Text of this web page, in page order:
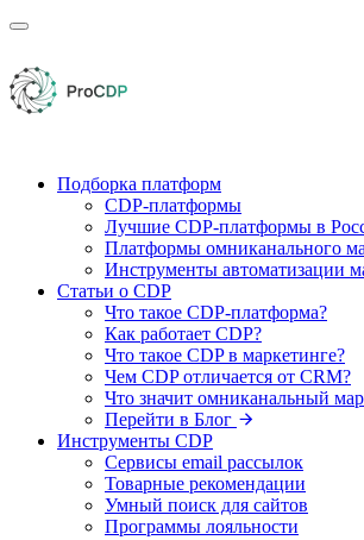
Подборка платформ
CDP-платформы
Лучшие CDP-платформы в
Платформы омниканального
Инструменты автоматизации
Статьи о CDP
Что такое CDP-платформа?
Как работает CDP?
Что такое CDP в маркетинге?
Чем CDP отличается от CRM?
Что значит омниканальный
Перейти в Блог
Инструменты CDP
Сервисы email рассылок
Товарные рекомендации
Умный поиск для сайтов
Программы лояльности